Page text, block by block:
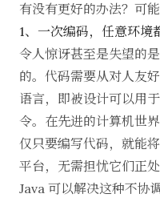
有没有更好的办法？可能
1、一次编码，任意环境
令人惊讶甚至是失望的
的。代码需要从对人友
语言，即被设计可以用
令。在先进的计算机世
仅只要编写代码，就能
平台，无需担忧它们正
Java 可以解决这种不协